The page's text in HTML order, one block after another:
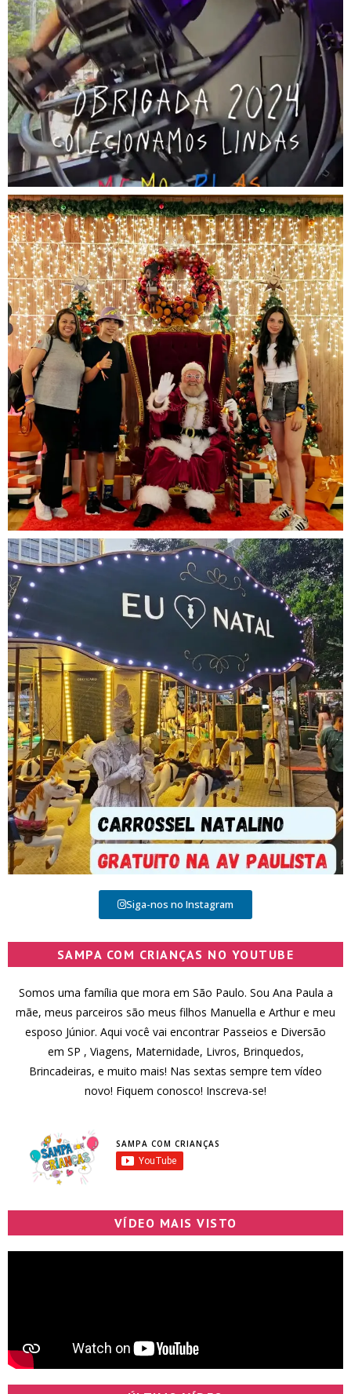
Siga-nos no Instagram
SAMPA COM CRIANÇAS NO YOUTUBE
Somos uma família que mora em São Paulo. Sou Ana Paula a
mãe, meus parceiros são meus filhos Manuella e Arthur e meu
esposo Júnior. Aqui você vai encontrar Passeios e Diversão
em SP , Viagens, Maternidade, Livros, Brinquedos,
Brincadeiras, e muito mais! Nas sextas sempre tem vídeo
novo! Fiquem conosco! Inscreva-se!
SAMPA COM CRIANÇAS
VÍDEO MAIS VISTO